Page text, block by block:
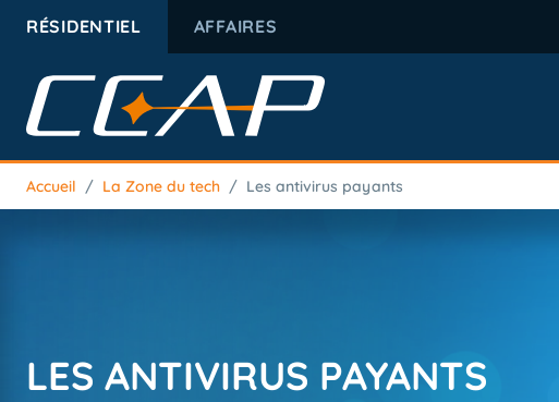
RÉSIDENTIEL AFFAIRES
Accueil / La Zone du tech / Les antivirus payants
LES ANTIVIRUS PAYANTS